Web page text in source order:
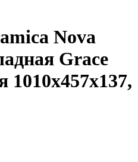
Nova
Grace
1010x457x137,